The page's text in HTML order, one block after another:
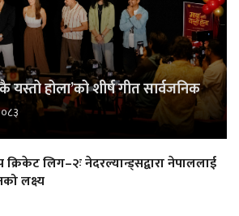
यस्तो होला’को शीर्ष गीत सार्वजनिक
क्रिकेट लिग–२ः नेदरल्यान्ड्सद्वारा नेपाललाई
लक्ष्य